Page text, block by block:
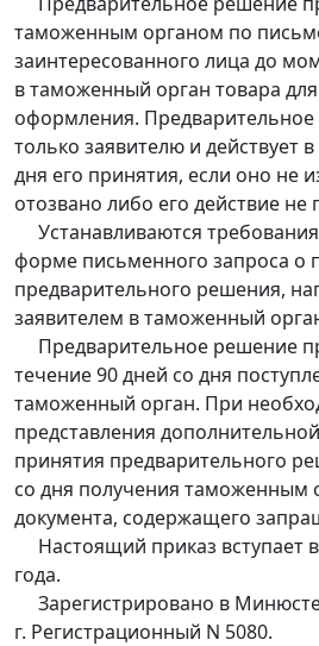
таможенным органом по
заинтересованного лица до
в таможенный орган товара
оформления.
только заявителю и действует
дня его принятия, если оно не
отозвано либо его действие
Устанавливаются
форме письменного запроса о
предварительного решения,
заявителем в таможенный
Предварительное решение
течение 90 дней со дня
таможенный орган. При
представления
принятия предварительного
со дня получения таможенным
документа, содержащего
Настоящий приказ вступает в
года.
Зарегистрировано в
г. Регистрационный N 5080.